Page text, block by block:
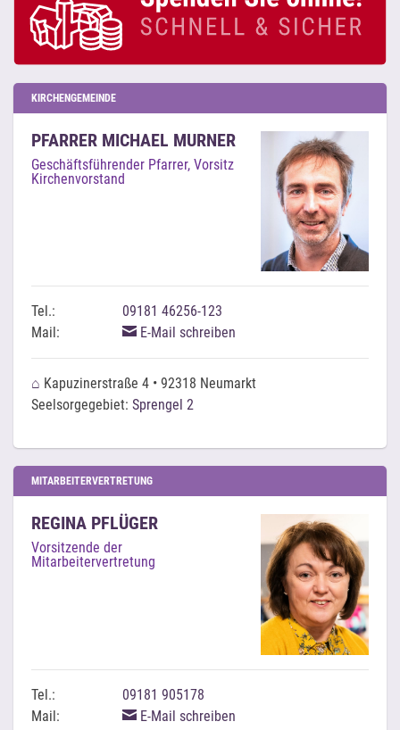
KIRCHENGEMEINDE
PFARRER MICHAEL MURNER
Geschäftsführender Pfarrer, Vorsitz
Kirchenvorstand
Tel.:
09181 46256-123
Mail:
E-Mail schreiben
⌂ Kapuzinerstraße 4 • 92318 Neumarkt
Seelsorgegebiet: Sprengel 2
MITARBEITERVERTRETUNG
REGINA PFLÜGER
Vorsitzende der
Mitarbeitervertretung
Tel.:
09181 905178
Mail:
E-Mail schreiben